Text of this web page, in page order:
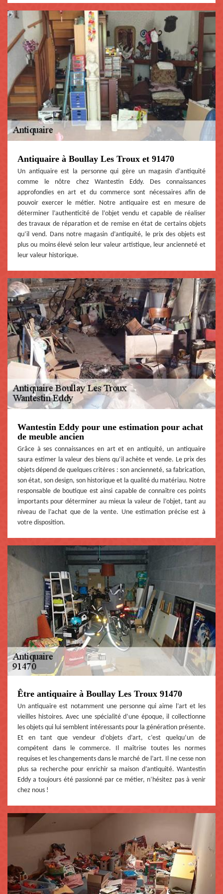
Antiquaire à Boullay Les Troux et 91470
Un antiquaire est la personne qui gère un magasin d’antiquité
comme le nôtre chez Wantestin Eddy. Des connaissances
approfondies en art et du commerce sont nécessaires afin de
pouvoir exercer le métier. Notre antiquaire est en mesure de
déterminer l’authenticité de l’objet vendu et capable de réaliser
des travaux de réparation et de remise en état de certains objets
qu’il vend. Dans notre magasin d’antiquité, le prix des objets est
plus ou moins élevé selon leur valeur artistique, leur ancienneté et
leur valeur historique.
Wantestin Eddy pour une estimation pour achat
de meuble ancien
Grâce à ses connaissances en art et en antiquité, un antiquaire
saura estimer la valeur des biens qu’il achète et vende. Le prix des
objets dépend de quelques critères : son ancienneté, sa fabrication,
son état, son design, son historique et la qualité du matériau. Notre
responsable de boutique est ainsi capable de connaître ces points
importants pour déterminer au mieux la valeur de l’objet, tant au
niveau de l’achat que de la vente. Une estimation précise est à
votre disposition.
Être antiquaire à Boullay Les Troux 91470
Un antiquaire est notamment une personne qui aime l’art et les
vieilles histoires. Avec une spécialité d’une époque, il collectionne
les objets qui lui semblent intéressants pour la génération présente.
Et en tant que vendeur d’objets d’art, c’est quelqu’un de
compétent dans le commerce. Il maîtrise toutes les normes
requises et les changements dans le marché de l’art. Il ne cesse non
plus sa recherche pour enrichir sa maison d’antiquité. Wantestin
Eddy a toujours été passionné par ce métier, n’hésitez pas à venir
chez nous !